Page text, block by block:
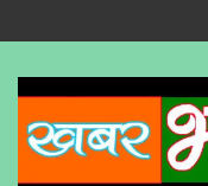
to
content